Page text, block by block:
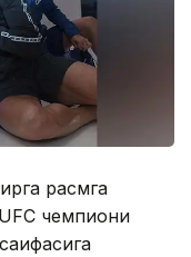
расмга
чемпиони
саҳифасига